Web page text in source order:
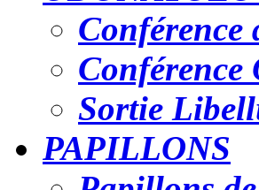
Conférence
Conférence
Sortie
PAPILLONS